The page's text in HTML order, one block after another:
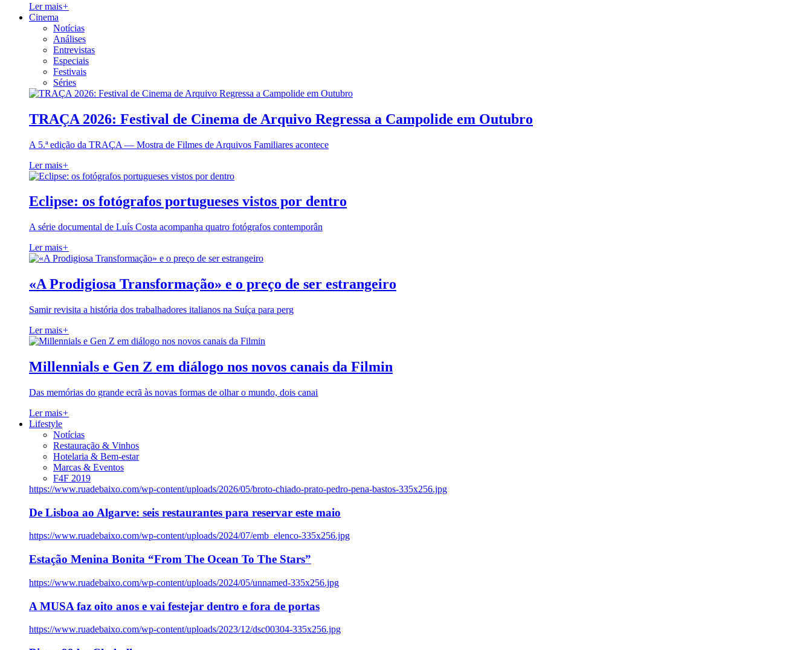
Ler mais+
Cinema
Notícias
Análises
Entrevistas
Especiais
Festivais
Séries
TRAÇA 2026: Festival de Cinema de Arquivo Regressa a Campolide em Outubro
A 5.ª edição da TRAÇA — Mostra de Filmes de Arquivos Familiares acontece
Ler mais+
Eclipse: os fotógrafos portugueses vistos por dentro
A série documental de Luís Costa acompanha quatro fotógrafos contemporân
Ler mais+
«A Prodigiosa Transformação» e o preço de ser estrangeiro
Samir revisita a história dos trabalhadores italianos na Suíça para perg
Ler mais+
Millennials e Gen Z em diálogo nos novos canais da Filmin
Das memórias do grande ecrã às novas formas de olhar o mundo, dois canai
Ler mais+
Lifestyle
Notícias
Restauração & Vinhos
Hotelaria & Bem-estar
Marcas & Eventos
F4F 2019
https://www.ruadebaixo.com/wp-content/uploads/2026/05/broto-chiado-prato-pedro-pena-bastos-335x256.jpg
De Lisboa ao Algarve: seis restaurantes para reservar este maio
https://www.ruadebaixo.com/wp-content/uploads/2024/07/emb_elenco-335x256.jpg
Estação Menina Bonita “From The Ocean To The Stars”
https://www.ruadebaixo.com/wp-content/uploads/2024/05/unnamed-335x256.jpg
A MUSA faz oito anos e vai festejar dentro e fora de portas
https://www.ruadebaixo.com/wp-content/uploads/2023/12/dsc00304-335x256.jpg